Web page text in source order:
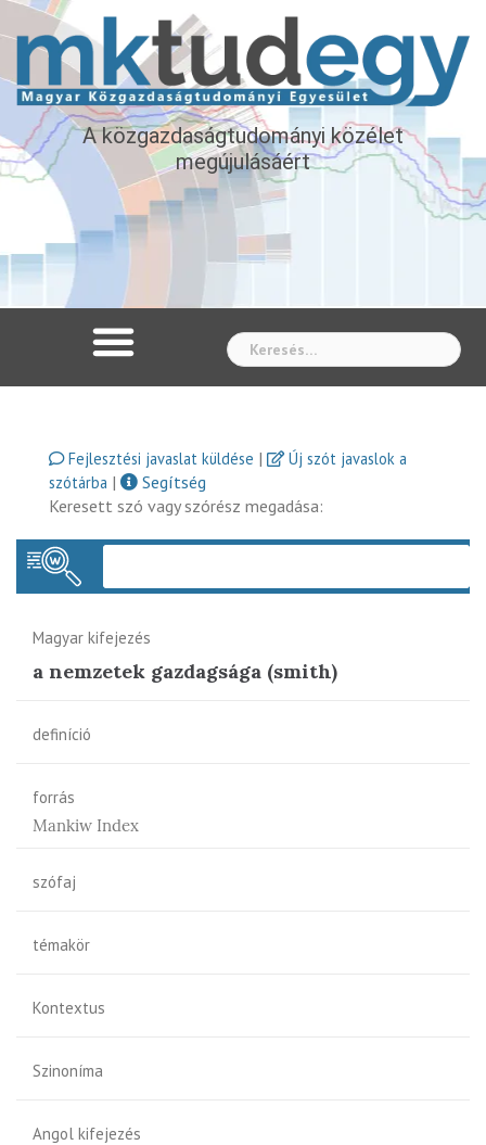
A közgazdaságtudományi közélet
megújulásáért
Fejlesztési javaslat küldése |
Új szót javaslok a
szótárba |
Segítség
Keresett szó vagy szórész megadása:
Magyar kifejezés
a nemzetek gazdagsága (smith)
definíció
forrás
Mankiw Index
szófaj
témakör
Kontextus
Szinoníma
Angol kifejezés